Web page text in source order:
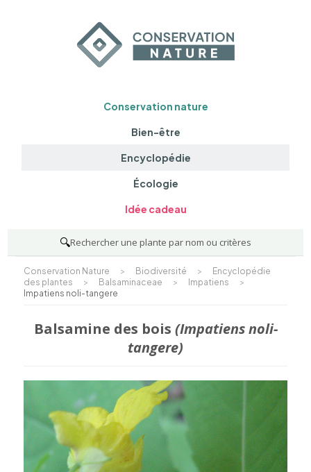
Conservation nature
Bien-être
Encyclopédie
Écologie
Idée cadeau
🔍Rechercher une plante par nom ou critères
Conservation Nature > Biodiversité >
Encyclopédie
des plantes
> Balsaminaceae > Impatiens
>
Impatiens noli-tangere
Balsamine des bois (Impatiens noli-
tangere)